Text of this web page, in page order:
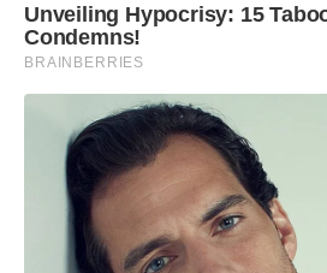
Unveiling Hypocrisy: 15
Condemns!
BRAINBERRIES